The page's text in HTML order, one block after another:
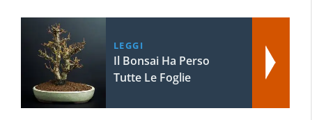
LEGGI
Il Bonsai Ha Perso
Tutte Le Foglie